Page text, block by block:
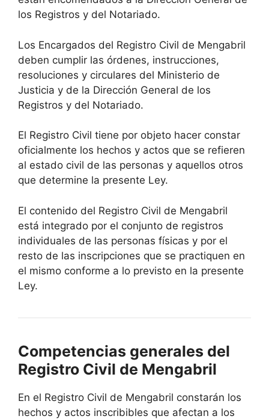
los Registros y del Notariado.
Los Encargados del Registro Civil de Mengabril
deben cumplir las órdenes, instrucciones,
resoluciones y circulares del Ministerio de
Justicia y de la Dirección General de los
Registros y del Notariado.
El Registro Civil tiene por objeto hacer constar
oficialmente los hechos y actos que se refieren
al estado civil de las personas y aquellos otros
que determine la presente Ley.
El contenido del Registro Civil de Mengabril
está integrado por el conjunto de registros
individuales de las personas físicas y por el
resto de las inscripciones que se practiquen en
el mismo conforme a lo previsto en la presente
Ley.
Competencias generales del
Registro Civil de Mengabril
En el Registro Civil de Mengabril constarán los
hechos y actos inscribibles que afectan a los